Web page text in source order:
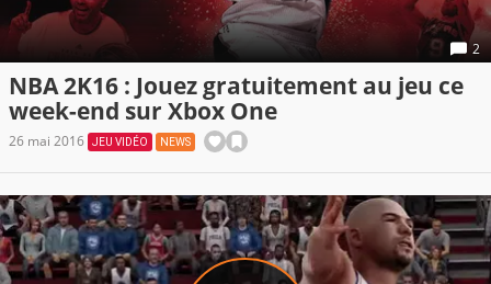
2
NBA 2K16 : Jouez gratuitement au jeu ce
week-end sur Xbox One
26 mai 2016 JEU VIDÉO NEWS